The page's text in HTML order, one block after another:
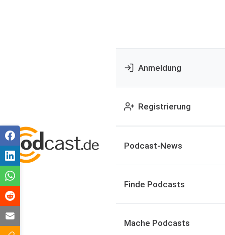
Anmeldung
Registrierung
Podcast-News
Finde Podcasts
Mache Podcasts